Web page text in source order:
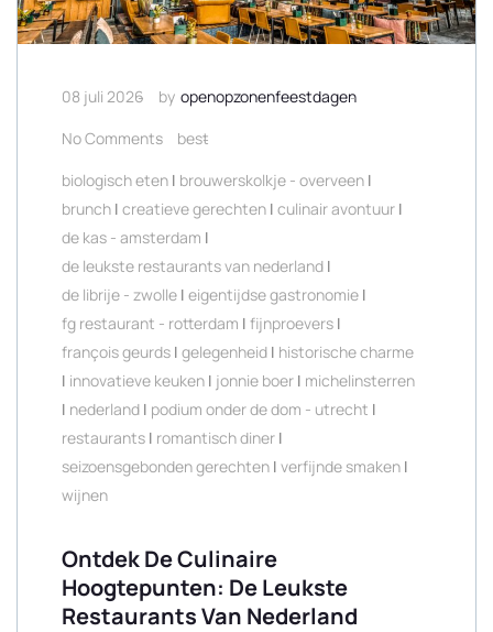
08 juli 2026 by openopzonenfeestdagen
No Comments
best
biologisch eten | brouwerskolkje - overveen |
brunch | creatieve gerechten | culinair avontuur |
de kas - amsterdam |
de leukste restaurants van nederland |
de librije - zwolle | eigentijdse gastronomie |
fg restaurant - rotterdam | fijnproevers |
françois geurds | gelegenheid | historische charme
| innovatieve keuken | jonnie boer | michelinsterren
| nederland | podium onder de dom - utrecht |
restaurants | romantisch diner |
seizoensgebonden gerechten | verfijnde smaken |
wijnen
Ontdek De Culinaire
Hoogtepunten: De Leukste
Restaurants Van Nederland